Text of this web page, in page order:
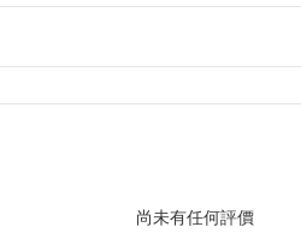
尚未有任何評價